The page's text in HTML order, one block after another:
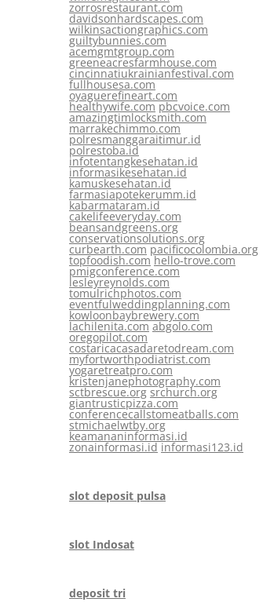
zorrosrestaurant.com
davidsonhardscapes.com
wilkinsactiongraphics.com
guiltybunnies.com
acemgmtgroup.com
greeneacresfarmhouse.com
cincinnatiukrainianfestival.com
fullhousesa.com
oyaguerefineart.com
healthywife.com pbcvoice.com
amazingtimlocksmith.com
marrakechimmo.com
polresmanggaraitimur.id
polrestoba.id
infotentangkesehatan.id
informasikesehatan.id
kamuskesehatan.id
farmasiapotekerumm.id
kabarmataram.id
cakelifeeveryday.com
beansandgreens.org
conservationsolutions.org
curbearth.com pacificocolombia.org
topfoodish.com hello-trove.com
pmigconference.com
lesleyreynolds.com
tomulrichphotos.com
eventfulweddingplanning.com
kowloonbaybrewery.com
lachilenita.com abgolo.com
oregopilot.com
costaricacasadaretodream.com
myfortworthpodiatrist.com
yogaretreatpro.com
kristenjanephotography.com
sctbrescue.org srchurch.org
giantrusticpizza.com
conferencecallstomeatballs.com
stmichaelwtby.org
keamananinformasi.id
zonainformasi.id informasi123.id
slot deposit pulsa
slot Indosat
deposit tri